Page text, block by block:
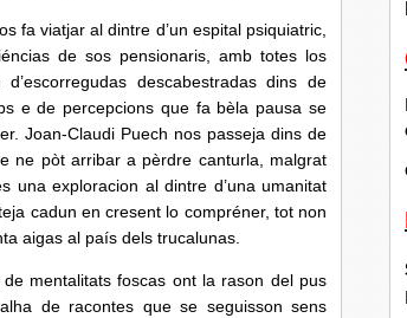
viatjar al dintre d’un espital psiquiatric,
de sos pensionaris, amb totes los
descabestradas dins de
e de percepcions que fa bèla pausa se
Joan-Claudi Puech nos passeja dins de
ne pòt arribar a pèrdre canturla, malgrat
una exploracion al dintre d’una umanitat
cadun en cresent lo compréner, tot non
aigas al país dels trucalunas.
foscas ont la rason del pus
de racontes que se seguisson sens